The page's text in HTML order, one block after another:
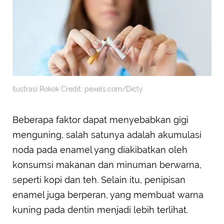
Ilustrasi Rokok Credit: pexels.com/Dicty
Beberapa faktor dapat menyebabkan gigi
menguning, salah satunya adalah akumulasi
noda pada enamel yang diakibatkan oleh
konsumsi makanan dan minuman berwarna,
seperti kopi dan teh. Selain itu, penipisan
enamel juga berperan, yang membuat warna
kuning pada dentin menjadi lebih terlihat.